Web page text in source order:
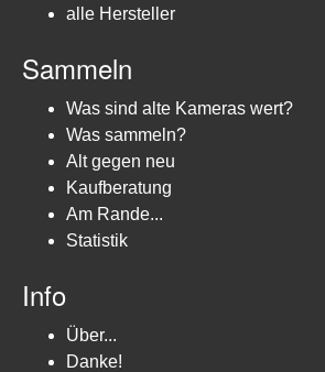
alle Hersteller
Sammeln
Was sind alte Kameras wert?
Was sammeln?
Alt gegen neu
Kaufberatung
Am Rande...
Statistik
Info
Über...
Danke!